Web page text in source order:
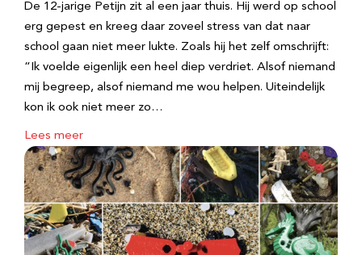
De 12-jarige Petijn zit al een jaar thuis. Hij werd op school
erg gepest en kreeg daar zoveel stress van dat naar
school gaan niet meer lukte. Zoals hij het zelf omschrijft:
“Ik voelde eigenlijk een heel diep verdriet. Alsof niemand
mij begreep, alsof niemand me wou helpen. Uiteindelijk
kon ik ook niet meer zo…
Lees meer